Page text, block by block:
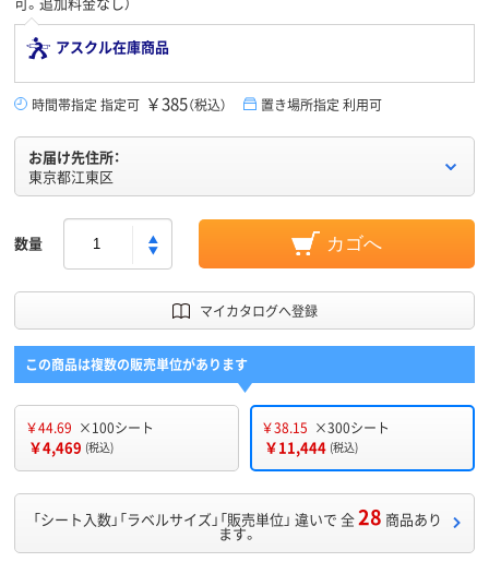
アスクル在庫商品
時間帯指定 指定可 ￥385（税込） 置き場所指定 利用可
お届け先住所：
東京都江東区
数量 カゴへ
マイカタログへ登録
この商品は複数の販売単位があります
￥44.69 ×100シート
￥4,469 (税込)
￥38.15 ×300シート
￥11,444 (税込)
「シート入数」「ラベルサイズ」「販売単位」 違いで 全28 商品あり
ます。